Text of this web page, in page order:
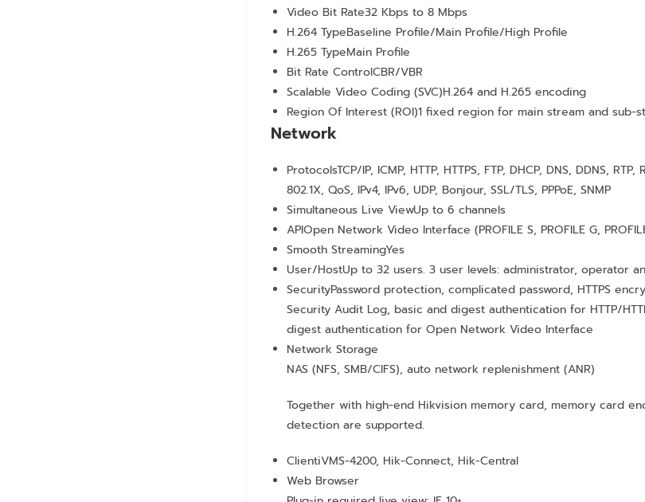
Video Bit Rate32 Kbps to 8 Mbps
H.264 TypeBaseline Profile/Main Profile/High Profile
H.265 TypeMain Profile
Bit Rate ControlCBR/VBR
Scalable Video Coding (SVC)H.264 and H.265 encoding
Region Of Interest (ROI)1 fixed region for main stream and sub-
Network
ProtocolsTCP/IP, ICMP, HTTP, HTTPS, FTP, DHCP, DNS, DDNS, RTP,
802.1X, QoS, IPv4, IPv6, UDP, Bonjour, SSL/TLS, PPPoE, SNMP
Simultaneous Live ViewUp to 6 channels
APIOpen Network Video Interface (PROFILE S, PROFILE G,
Smooth StreamingYes
User/HostUp to 32 users. 3 user levels: administrator, operator
SecurityPassword protection, complicated password, HTTPS
Security Audit Log, basic and digest authentication for HTTP/
digest authentication for Open Network Video Interface
Network Storage
NAS (NFS, SMB/CIFS), auto network replenishment (ANR)
Together with high-end Hikvision memory card, memory card
detection are supported.
ClientiVMS-4200, Hik-Connect, Hik-Central
Web Browser